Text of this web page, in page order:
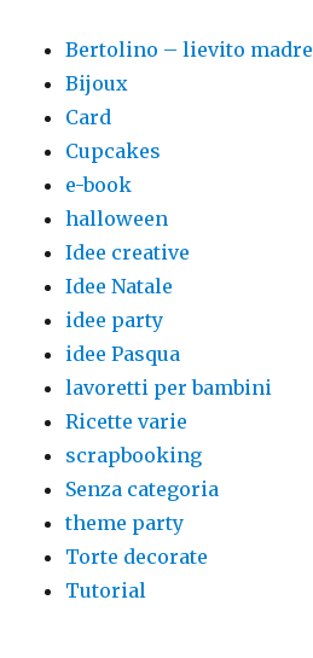
Bertolino – lievito madre
Bijoux
Card
Cupcakes
e-book
halloween
Idee creative
Idee Natale
idee party
idee Pasqua
lavoretti per bambini
Ricette varie
scrapbooking
Senza categoria
theme party
Torte decorate
Tutorial